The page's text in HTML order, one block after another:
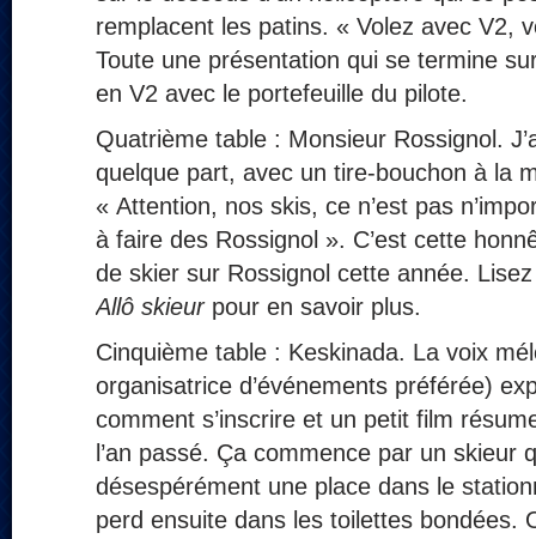
remplacent les patins. « Volez avec V2,
Toute une présentation qui se termine
en V2 avec le portefeuille du pilote.
Quatrième table : Monsieur Rossignol.
quelque part, avec un tire‑bouchon à la
« Attention, nos skis, ce n’est pas
à faire des Rossignol ». C’est cette
de skier sur Rossignol cette année.
Allô skieurpour en savoir plus.
Cinquième table : Keskinada. La voix
organisatrice d’événements préférée)
comment s’inscrire et un petit film
l’an passé. Ça commence par un skieur
désespérément une place dans le
perd ensuite dans les toilettes bondées.